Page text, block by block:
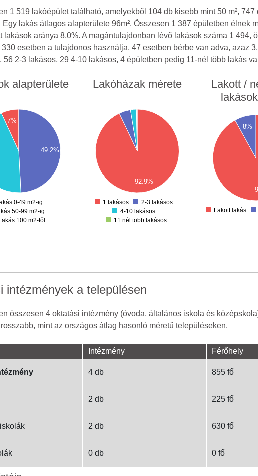
1 519 lakóépület található, amelyekből 104 db kisebb mint 50 m²,
Egy lakás átlagos alapterülete 96m². Összesen 1 387 épületben
lakások aránya 8,0%. A magántulajdonban lévő lakások száma 1 494,
330 esetben a tulajdonos használja, 47 esetben bérbe van adva, azaz
56 2-3 lakásos, 29 4-10 lakásos, 4 épületben pedig 11-nél több lakás
alapterülete
7%
49.2%
0-49 m2-ig
50-99 m2-ig
100 m2-től
Lakóházak mérete
92.9%
1 lakásos
2-3 lakásos
4-10 lakásos
11 nél több lakásos
Lakott /
8%
Lakott lakás
intézmények a településen
összesen 4 oktatási intézmény (óvoda, általános iskola és
mint az országos átlag hasonló méretű településeken.
Intézmény Férőhely
4 db 855 fő
2 db 225 fő
2 db 630 fő
0 db 0 fő